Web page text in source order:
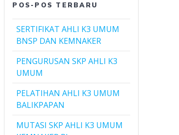
POS-POS TERBARU
SERTIFIKAT AHLI K3 UMUM
BNSP DAN KEMNAKER
PENGURUSAN SKP AHLI K3
UMUM
PELATIHAN AHLI K3 UMUM
BALIKPAPAN
MUTASI SKP AHLI K3 UMUM